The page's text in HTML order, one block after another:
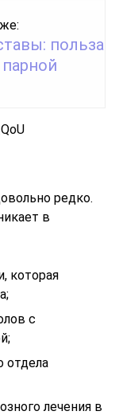
польза
редко.
в
которая
с
отдела
лечения в